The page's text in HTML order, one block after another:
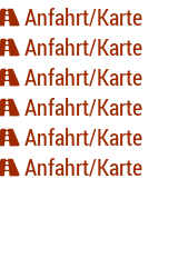
Anfahrt/Karte
Anfahrt/Karte
Anfahrt/Karte
Anfahrt/Karte
Anfahrt/Karte
Anfahrt/Karte